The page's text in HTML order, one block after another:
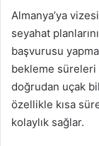
Almanya’ya
seyahat
başvurusu
bekleme süreleri
doğrudan uçak
özellikle kısa
kolaylık sağlar.